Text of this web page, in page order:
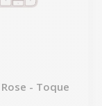
- Toque